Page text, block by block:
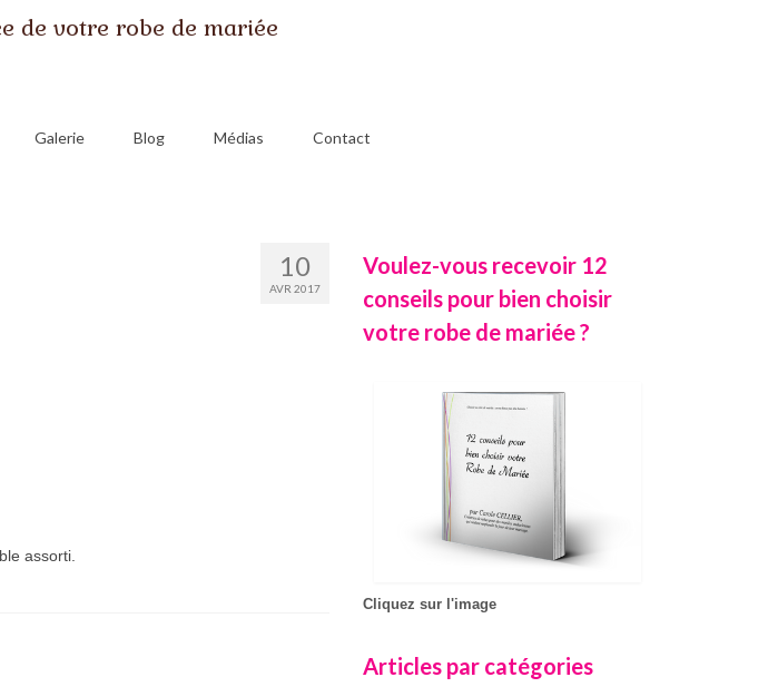
de votre robe de mariée
Galerie Blog Médias Contact
10
AVR 2017
assorti.
Voulez-vous recevoir 12
conseils pour bien choisir
votre robe de mariée ?
Cliquez sur l'image
Articles par catégories